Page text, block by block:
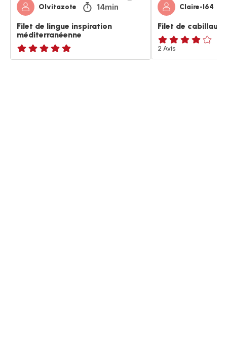
Olvitazote 14min
Filet de lingue inspiration
méditerranéenne
ratings.NaN
Claire-l64
Filet de cabillaud
Avis
4
2 Avis